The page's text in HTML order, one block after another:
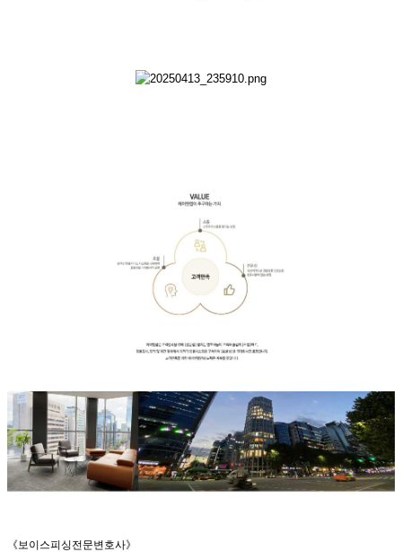
《보이스피싱전문변호사》